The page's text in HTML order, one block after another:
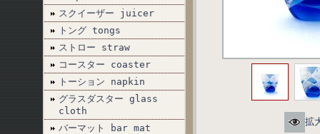
スクイーザー juicer
トング tongs
ストロー straw
コースター coaster
トーション napkin
グラスダスター glass
cloth
バーマット bar mat
拡